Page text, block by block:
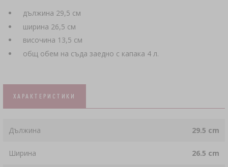
дължина 29,5 см
ширина 26,5 см
височина 13,5 см
общ обем на съда заедно с капака 4 л.
ХАРАКТЕРИСТИКИ
Дължина 29.5 cm
Ширина 26.5 cm